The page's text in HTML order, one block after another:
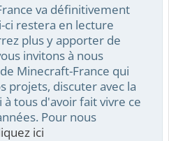
va définitivement
restera en lecture
plus y apporter de
invitons à nous
Minecraft-France qui
projets, discuter avec la
tous d'avoir fait vivre ce
Pour nous
ici